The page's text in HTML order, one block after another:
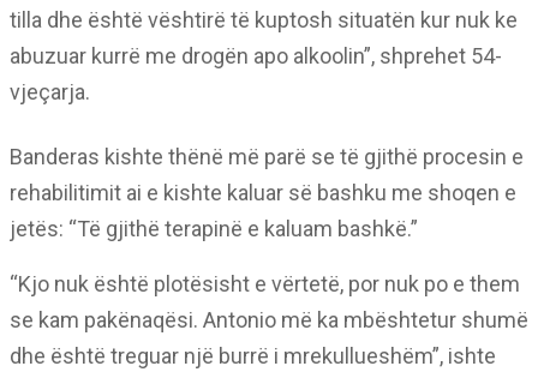
tilla dhe është vështirë të kuptosh situatën kur nuk ke
abuzuar kurrë me drogën apo alkoolin”, shprehet 54-
vjeçarja.
Banderas kishte thënë më parë se të gjithë procesin e
rehabilitimit ai e kishte kaluar së bashku me shoqen e
jetës: “Të gjithë terapinë e kaluam bashkë.”
“Kjo nuk është plotësisht e vërtetë, por nuk po e them
se kam pakënaqësi. Antonio më ka mbështetur shumë
dhe është treguar një burrë i mrekullueshëm”, ishte